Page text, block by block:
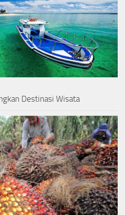
Destinasi Wisata